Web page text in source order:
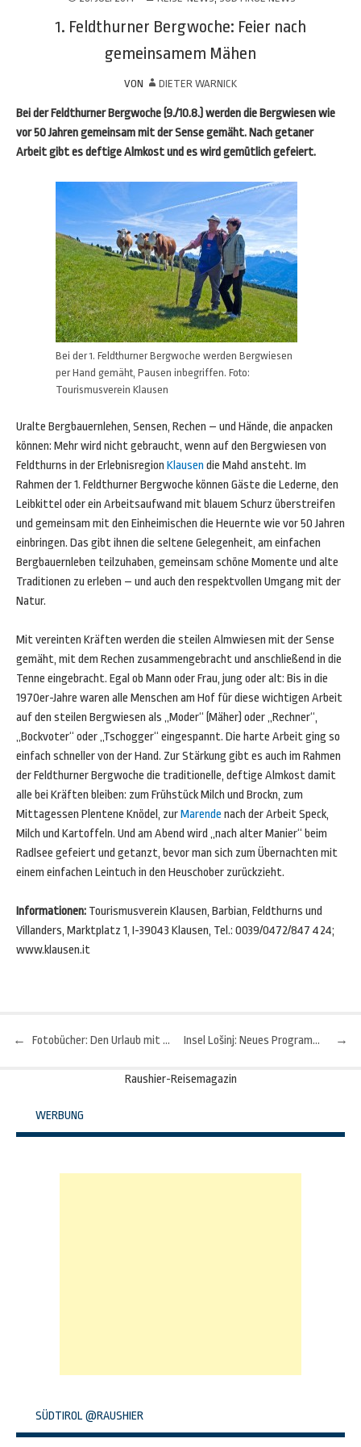
1. Feldthurner Bergwoche: Feier nach
gemeinsamem Mähen
VON DIETER WARNICK
Bei der Feldthurner Bergwoche (9./10.8.) werden die Bergwiesen wie
vor 50 Jahren gemeinsam mit der Sense gemäht. Nach getaner
Arbeit gibt es deftige Almkost und es wird gemütlich gefeiert.
Bei der 1. Feldthurner Bergwoche werden Bergwiesen
per Hand gemäht, Pausen inbegriffen. Foto:
Tourismusverein Klausen
Uralte Bergbauernlehen, Sensen, Rechen – und Hände, die anpacken
können: Mehr wird nicht gebraucht, wenn auf den Bergwiesen von
Feldthurns in der Erlebnisregion Klausen die Mahd ansteht. Im
Rahmen der 1. Feldthurner Bergwoche können Gäste die Lederne, den
Leibkittel oder ein Arbeitsaufwand mit blauem Schurz überstreifen
und gemeinsam mit den Einheimischen die Heuernte wie vor 50 Jahren
einbringen. Das gibt ihnen die seltene Gelegenheit, am einfachen
Bergbauernleben teilzuhaben, gemeinsam schöne Momente und alte
Traditionen zu erleben – und auch den respektvollen Umgang mit der
Natur.
Mit vereinten Kräften werden die steilen Almwiesen mit der Sense
gemäht, mit dem Rechen zusammengebracht und anschließend in die
Tenne eingebracht. Egal ob Mann oder Frau, jung oder alt: Bis in die
1970er-Jahre waren alle Menschen am Hof für diese wichtigen Arbeit
auf den steilen Bergwiesen als „Moder“ (Mäher) oder „Rechner“,
„Bockvoter“ oder „Tschogger“ eingespannt. Die harte Arbeit ging so
einfach schneller von der Hand. Zur Stärkung gibt es auch im Rahmen
der Feldthurner Bergwoche die traditionelle, deftige Almkost damit
alle bei Kräften bleiben: zum Frühstück Milch und Brockn, zum
Mittagessen Plentene Knödel, zurMarende nach der Arbeit Speck,
Milch und Kartoffeln. Und am Abend wird „nach alter Manier“ beim
Radlsee gefeiert und getanzt, bevor man sich zum Übernachten mit
einem einfachen Leintuch in den Heuschober zurückzieht.
Informationen: Tourismusverein Klausen, Barbian, Feldthurns und
Villanders, Marktplatz 1, I-39043 Klausen, Tel.: 0039/0472/847 424;
www.klausen.it
Beitragsnavigation
← Fotobücher: Den Urlaub mit nach Hause nehmen →
Insel Lošinj: Neues Programm zur Lungenrehabilitation
Raushier-Reisemagazin
WERBUNG
SÜDTIROL @RAUSHIER